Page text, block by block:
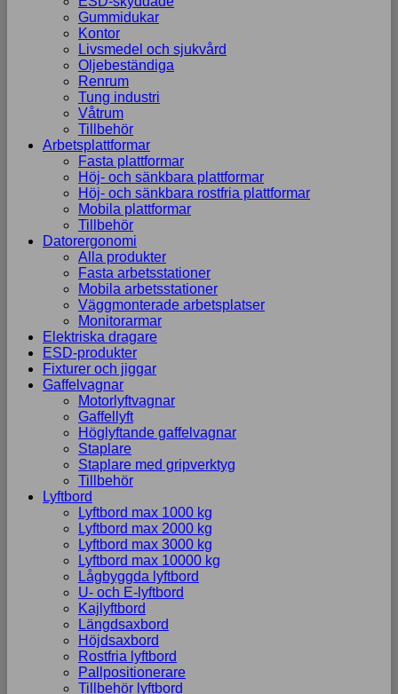
Gummidukar
Kontor
Livsmedel och sjukvård
Oljebeständiga
Renrum
Tung industri
Våtrum
Tillbehör
Arbetsplattformar
Fasta plattformar
Höj- och sänkbara plattformar
Höj- och sänkbara rostfria plattformar
Mobila plattformar
Tillbehör
Datorergonomi
Alla produkter
Fasta arbetsstationer
Mobila arbetsstationer
Väggmonterade arbetsplatser
Monitorarmar
Elektriska dragare
ESD-produkter
Fixturer och jiggar
Gaffelvagnar
Motorlyftvagnar
Gaffellyft
Höglyftande gaffelvagnar
Staplare
Staplare med gripverktyg
Tillbehör
Lyftbord
Lyftbord max 1000 kg
Lyftbord max 2000 kg
Lyftbord max 3000 kg
Lyftbord max 10000 kg
Lågbyggda lyftbord
U- och E-lyftbord
Kajlyftbord
Längdsaxbord
Höjdsaxbord
Rostfria lyftbord
Pallpositionerare
Tillbehör lyftbord